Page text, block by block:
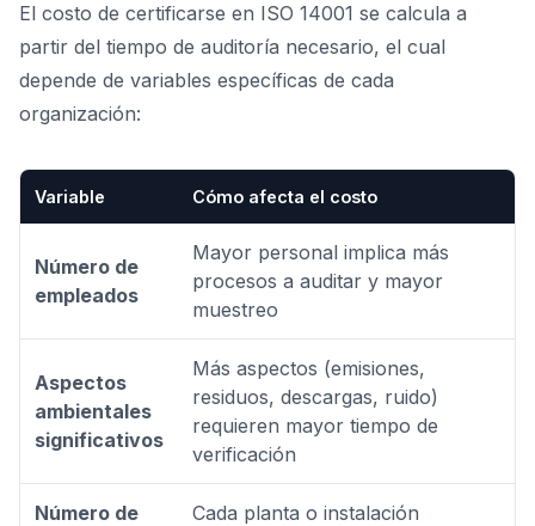
El costo de certificarse en ISO 14001 se calcula a
partir del tiempo de auditoría necesario, el cual
depende de variables específicas de cada
organización:
Variable Cómo afecta el costo
Número de
empleados
Mayor personal implica más
procesos a auditar y mayor
muestreo
Aspectos
ambientales
significativos
Más aspectos (emisiones,
residuos, descargas, ruido)
requieren mayor tiempo de
verificación
Número de
Cada planta o instalación